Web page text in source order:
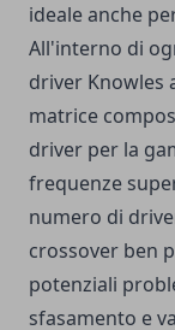
ideale anche
All'interno di
driver Knowles
matrice
driver per la
frequenze
numero di
crossover ben
potenziali
sfasamento e